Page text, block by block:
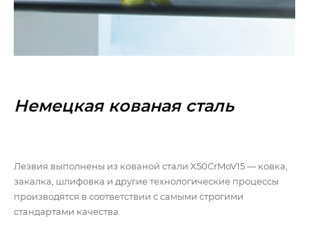
Немецкая кованая сталь
Лезвия выполнены из кованой стали X50CrMoV15 — ковка,
закалка, шлифовка и другие технологические процессы
производятся в соответствии с самыми строгими
стандартами качества.